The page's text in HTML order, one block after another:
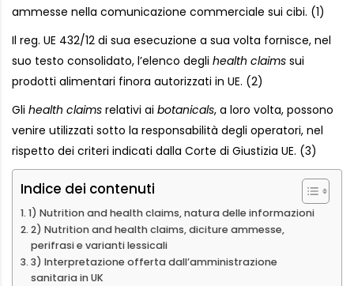
ammesse nella comunicazione commerciale sui cibi. (1)
Il reg. UE 432/12 di sua esecuzione a sua volta fornisce, nel
suo testo consolidato, l’elenco degli health claims sui
prodotti alimentari finora autorizzati in UE. (2)
Gli health claims relativi ai botanicals, a loro volta, possono
venire utilizzati sotto la responsabilità degli operatori, nel
rispetto dei criteri indicati dalla Corte di Giustizia UE. (3)
Indice dei contenuti
1) Nutrition and health claims, natura delle informazioni
2) Nutrition and health claims, diciture ammesse,
perifrasi e varianti lessicali
3) Interpretazione offerta dall’amministrazione
sanitaria in UK